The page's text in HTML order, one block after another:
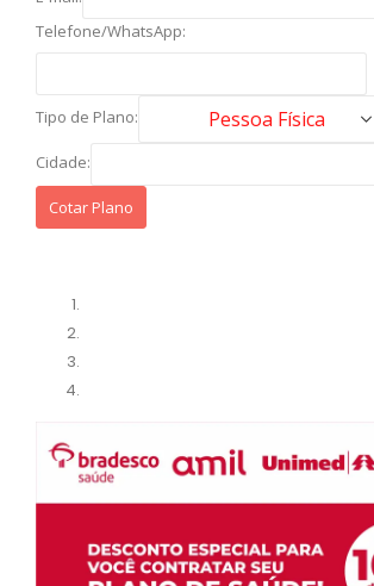
Telefone/WhatsApp:
Tipo de Plano:
Cidade: